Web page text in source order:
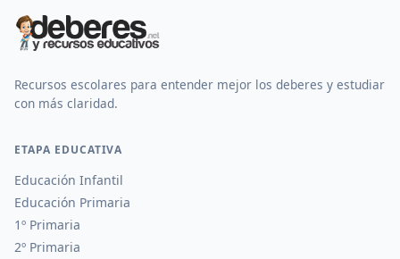
Recursos escolares para entender mejor los deberes y estudiar
con más claridad.
ETAPA EDUCATIVA
Educación Infantil
Educación Primaria
1º Primaria
2º Primaria